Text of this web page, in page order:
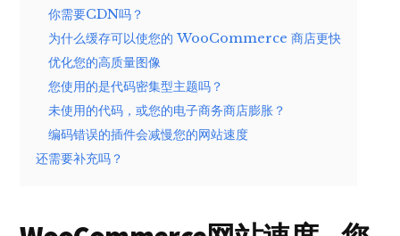
你需要CDN吗？
为什么缓存可以使您的 WooCommerce 商店更快
优化您的高质量图像
您使用的是代码密集型主题吗？
未使用的代码，或您的电子商务商店膨胀？
编码错误的插件会减慢您的网站速度
还需要补充吗？